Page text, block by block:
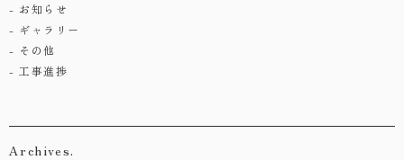
お知らせ
ギャラリー
その他
工事進捗
Archives.